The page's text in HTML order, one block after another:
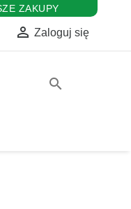
ZAKUPY
 Zaloguj się
search